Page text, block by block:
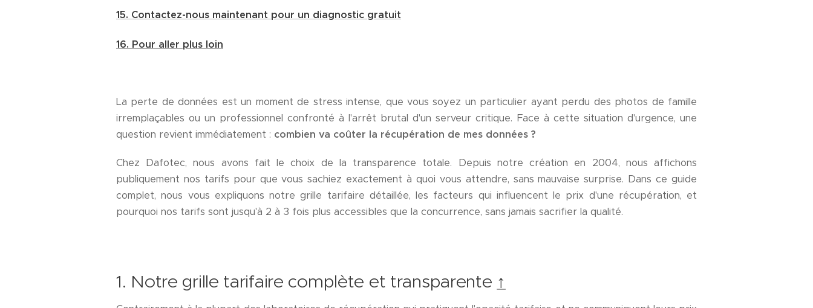
15. Contactez-nous maintenant pour un diagnostic gratuit
16. Pour aller plus loin
La perte de données est un moment de stress intense, que vous soyez un particulier ayant perdu des photos de famille
irremplaçables ou un professionnel confronté à l'arrêt brutal d'un serveur critique. Face à cette situation d'urgence, une
question revient immédiatement : combien va coûter la récupération de mes données ?
Chez Dafotec, nous avons fait le choix de la transparence totale. Depuis notre création en 2004, nous affichons
publiquement nos tarifs pour que vous sachiez exactement à quoi vous attendre, sans mauvaise surprise. Dans ce guide
complet, nous vous expliquons notre grille tarifaire détaillée, les facteurs qui influencent le prix d'une récupération, et
pourquoi nos tarifs sont jusqu'à 2 à 3 fois plus accessibles que la concurrence, sans jamais sacrifier la qualité.
1. Notre grille tarifaire complète et transparente ↑